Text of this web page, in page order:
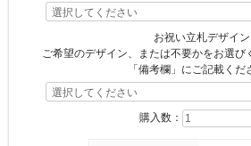
お祝い立札デザイ
ご希望のデザイン、または不要かをお選
「備考欄」にご記載くだ
購入数：